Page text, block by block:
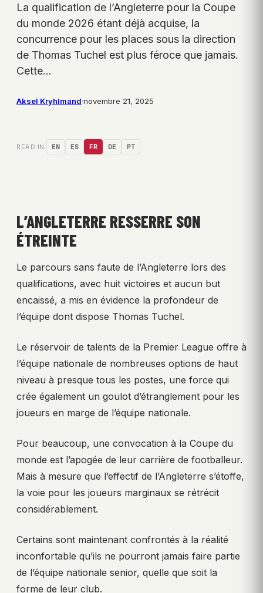
La qualification de l’Angleterre pour la Coupe
du monde 2026 étant déjà acquise, la
concurrence pour les places sous la direction
de Thomas Tuchel est plus féroce que jamais.
Cette…
Aksel Kryhlmand·novembre 21, 2025
READ IN: EN ES FR DE PT
L’ANGLETERRE RESSERRE SON
ÉTREINTE
Le parcours sans faute de l’Angleterre lors des
qualifications, avec huit victoires et aucun but
encaissé, a mis en évidence la profondeur de
l’équipe dont dispose Thomas Tuchel.
Le réservoir de talents de la Premier League offre à
l’équipe nationale de nombreuses options de haut
niveau à presque tous les postes, une force qui
crée également un goulot d’étranglement pour les
joueurs en marge de l’équipe nationale.
Pour beaucoup, une convocation à la Coupe du
monde est l’apogée de leur carrière de footballeur.
Mais à mesure que l’effectif de l’Angleterre s’étoffe,
la voie pour les joueurs marginaux se rétrécit
considérablement.
Certains sont maintenant confrontés à la réalité
inconfortable qu’ils ne pourront jamais faire partie
de l’équipe nationale senior, quelle que soit la
forme de leur club.